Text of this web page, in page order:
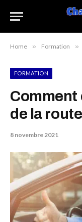
Home » Formation »
FORMATION
Comment
de la
8 novembre 2021